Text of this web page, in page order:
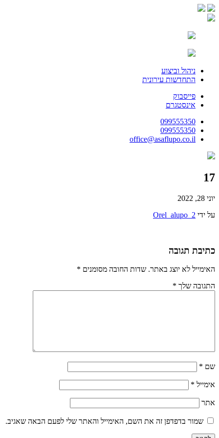
ניהול וביצוע
התחדשות עירונית
פייסבוק
אינסטגרם
099555350
099555350
office@asaflupo.co.il
17
יוני 28, 2022
על ידי Orel_alupo_2
כתיבת תגובה
האימייל לא יוצג באתר. שדות החובה מסומנים *
התגובה שלך *
שם *
אימייל *
אתר
שמור בדפדפן זה את השם, האימייל והאתר שלי לפעם הבאה שאגיב.